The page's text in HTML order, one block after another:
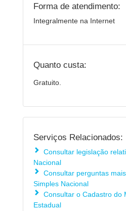
Forma de atendimento:
Integralmente na Internet
Quanto custa:
Gratuito.
Serviços Relacionados:
Consultar legislação
Nacional
Consultar perguntas
Simples Nacional
Consultar o Cadastro do
Estadual